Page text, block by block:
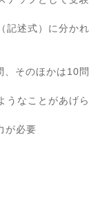
記述式）に分かれ
、そのほかは10問
うなことがあげら
が必要